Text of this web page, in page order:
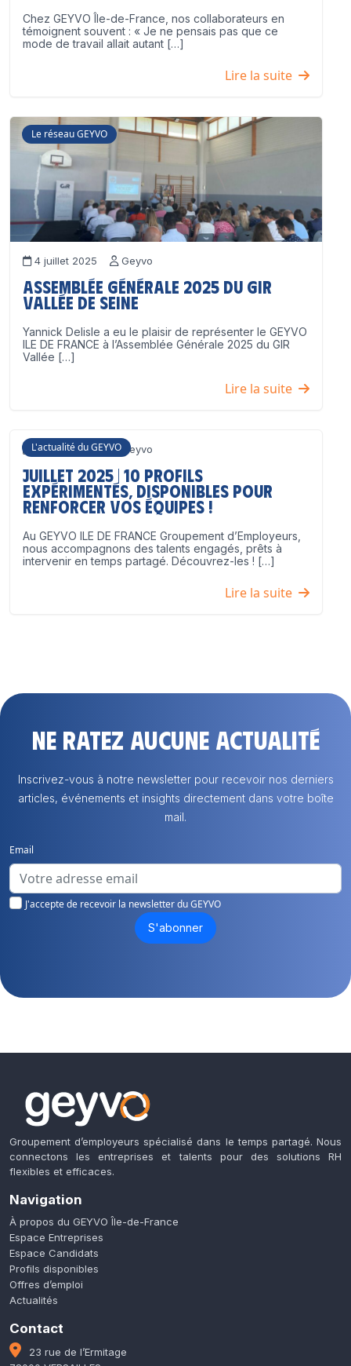
Chez GEYVO Île-de-France, nos collaborateurs en
témoignent souvent : « Je ne pensais pas que ce
mode de travail allait autant […]
Lire la suite
Le réseau GEYVO
4 juillet 2025 Geyvo
Assemblée Générale 2025 du GIR
Vallée de Seine
Yannick Delisle a eu le plaisir de représenter le GEYVO
ILE DE FRANCE à l’Assemblée Générale 2025 du GIR
Vallée […]
Lire la suite
L'actualité du GEYVO
3 juillet 2025 Geyvo
Juillet 2025 | 10 profils
expérimentés, disponibles pour
renforcer vos équipes !
Au GEYVO ILE DE FRANCE Groupement d’Employeurs,
nous accompagnons des talents engagés, prêts à
intervenir en temps partagé. Découvrez-les ! […]
Lire la suite
Ne ratez aucune actualité
Inscrivez-vous à notre newsletter pour recevoir nos derniers
articles, événements et insights directement dans votre boîte
mail.
Email
J'accepte de recevoir la newsletter du GEYVO
S'abonner
Groupement d’employeurs spécialisé dans le temps partagé. Nous
connectons les entreprises et talents pour des solutions RH
flexibles et efficaces.
Navigation
À propos du GEYVO Île-de-France
Espace Entreprises
Espace Candidats
Profils disponibles
Offres d’emploi
Actualités
Contact
23 rue de l’Ermitage